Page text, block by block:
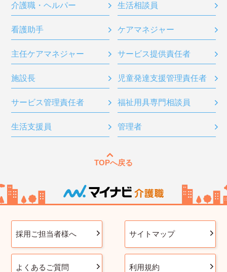
介護職・ヘルパー 生活相談員
看護助手 ケアマネジャー
主任ケアマネジャー サービス提供責任者
施設長 児童発達支援管理責任者
サービス管理責任者 福祉用具専門相談員
生活支援員 管理者
TOPへ戻る
採用ご担当者様へ サイトマップ
よくあるご質問 利用規約